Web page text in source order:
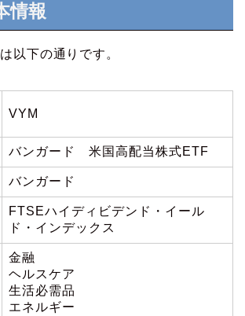
情報
以下の通りです。
VYM
バンガード 米国高配当株式ETF
バンガード
FTSEハイディビデンド・イール
ド・インデックス
金融
ヘルスケア
生活必需品
エネルギー